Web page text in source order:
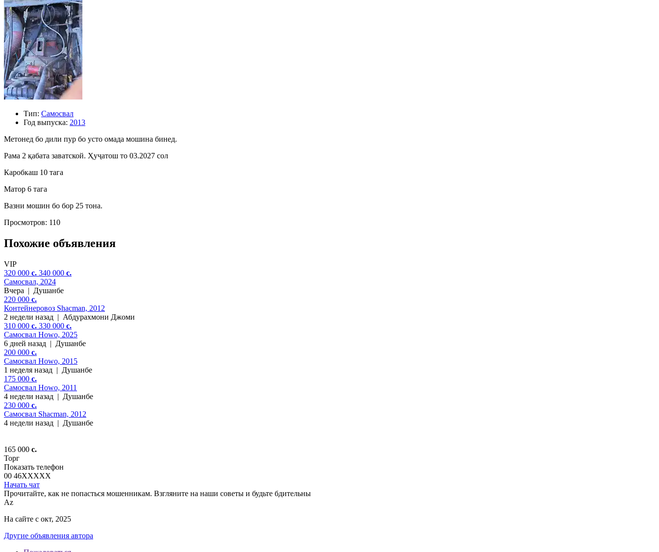
Тип: Самосвал
Год выпуска: 2013
Метонед бо дили пур бо усто омада мошина бинед.
Рама 2 қабата заватской. Ҳуҷатош то 03.2027 сол
Каробкаш 10 тага
Матор 6 тага
Вазни мошин бо бор 25 тона.
Просмотров: 110
Похожие объявления
VIP
320 000 c. 340 000 c.
Самосвал, 2024
Вчера | Душанбе
220 000 c.
Контейнеровоз Shacman, 2012
2 недели назад | Абдурахмони Джоми
310 000 c. 330 000 c.
Самосвал Howo, 2025
6 дней назад | Душанбе
200 000 c.
Самосвал Howo, 2015
1 неделя назад | Душанбе
175 000 c.
Самосвал Howo, 2011
4 недели назад | Душанбе
230 000 c.
Самосвал Shacman, 2012
4 недели назад | Душанбе
165 000 c.
Торг
Показать телефон
00 46XXXXX
Начать чат
Прочитайте, как не попасться мошенникам. Взгляните на наши советы и будьте бдительны
Az
На сайте с окт, 2025
Другие объявления автора